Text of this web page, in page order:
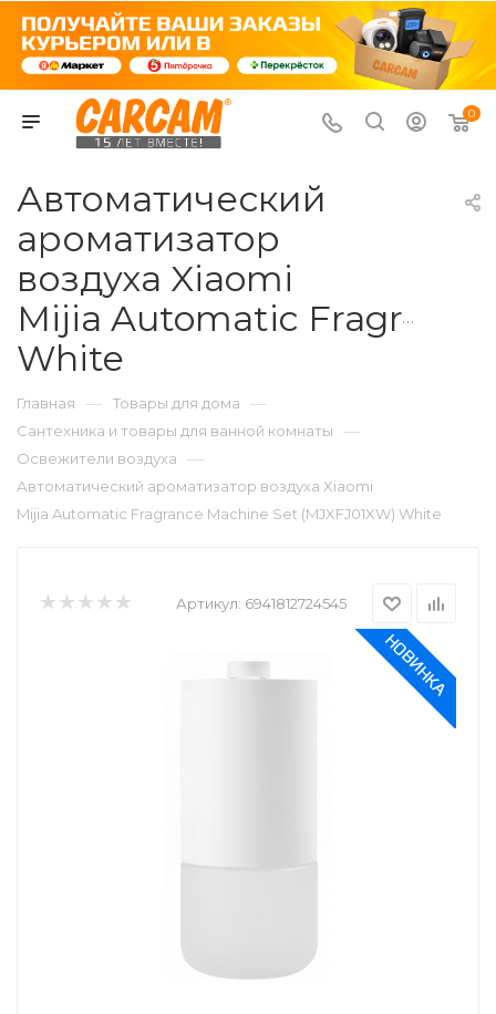
0
Автоматический
ароматизатор
воздуха Xiaomi
Mijia Automatic Fragrance
White
Главная — Товары для дома —
Сантехника и товары для ванной комнаты —
Освежители воздуха —
Автоматический ароматизатор воздуха Xiaomi
Mijia Automatic Fragrance Machine Set (MJXFJ01XW) White
Артикул: 6941812724545